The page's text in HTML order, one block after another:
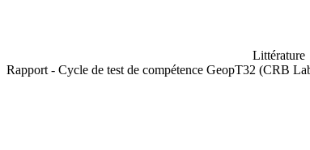
Littérature
Rapport - Cycle de test de compétence GeopT32 (CRB